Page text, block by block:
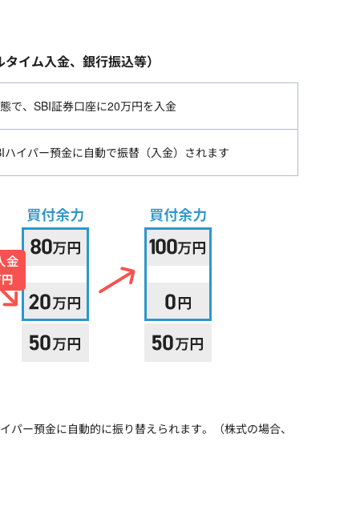
イム入金、銀行振込等）
で、SBI証券口座に20万円を入金
イパー預金に自動で振替（入金）されます
ー預金に自動的に振り替えられます。（株式の場合、